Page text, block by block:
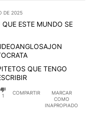
DE 2025
ESTE MUNDO SE
QUE TENGO
1
COMPARTIR
MARCAR
COMO
INAPROPIADO